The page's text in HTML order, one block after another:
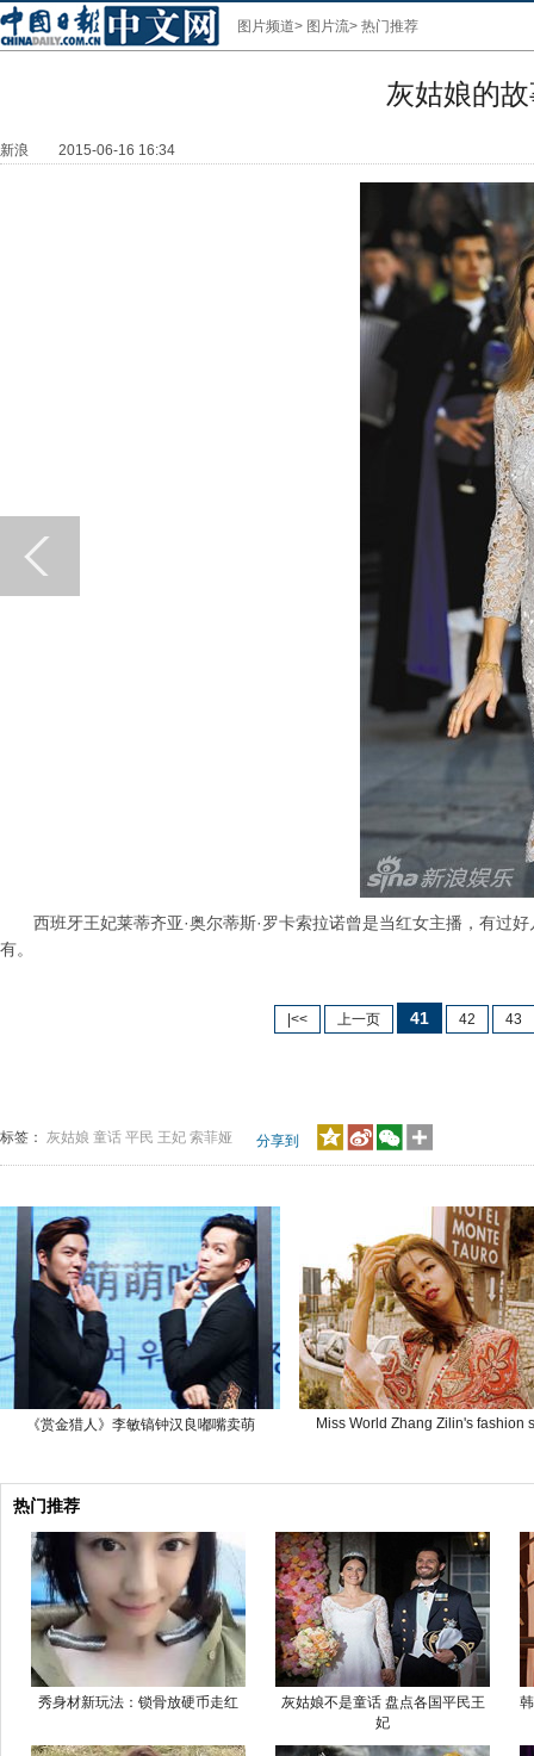
图片频道> 图片流> 热门推荐
灰姑娘的
新浪 2015-06-16 16:34
西班牙王妃莱蒂齐亚·奥尔蒂斯·罗卡索拉诺曾是当红女主播，有过
有。
|<< 上一页 41 42 43
标签： 灰姑娘 童话 平民 王妃 索菲娅 分享到
《赏金猎人》李敏镐钟汉良嘟嘴卖萌 Miss World Zhang Zilin's fashion
热门推荐
秀身材新玩法：锁骨放硬币走红
灰姑娘不是童话 盘点各国平民王
妃